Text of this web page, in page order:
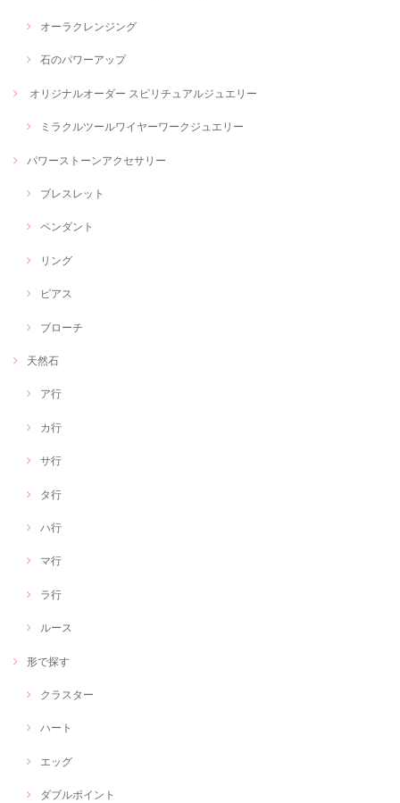
オーラクレンジング
石のパワーアップ
オリジナルオーダー スピリチュアルジュエリー
ミラクルツールワイヤーワークジュエリー
パワーストーンアクセサリー
ブレスレット
ペンダント
リング
ピアス
ブローチ
天然石
ア行
カ行
サ行
タ行
ハ行
マ行
ラ行
ルース
形で探す
クラスター
ハート
エッグ
ダブルポイント